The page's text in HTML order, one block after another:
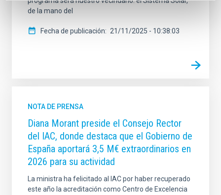
de la mano del
Fecha de publicación 21/11/2025 - 10:38:03
NOTA DE PRENSA
Diana Morant preside el Consejo Rector
del IAC, donde destaca que el Gobierno de
España aportará 3,5 M€ extraordinarios en
2026 para su actividad
La ministra ha felicitado al IAC por haber recuperado
este año la acreditación como Centro de Excelencia